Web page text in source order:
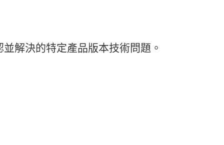
並解決的特定產品版本技術問題。